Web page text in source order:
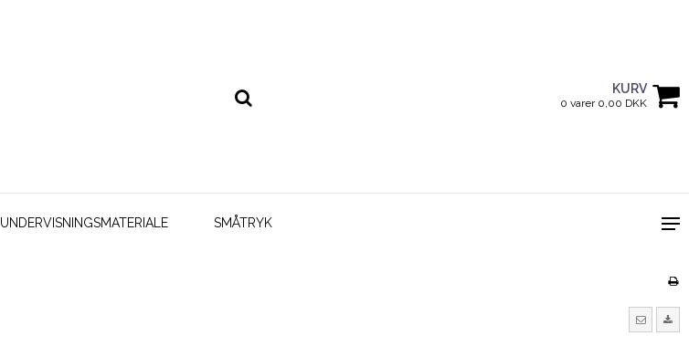
KURV
0 varer 0,00 DKK
UNDERVISNINGSMATERIALE SMÅTRYK